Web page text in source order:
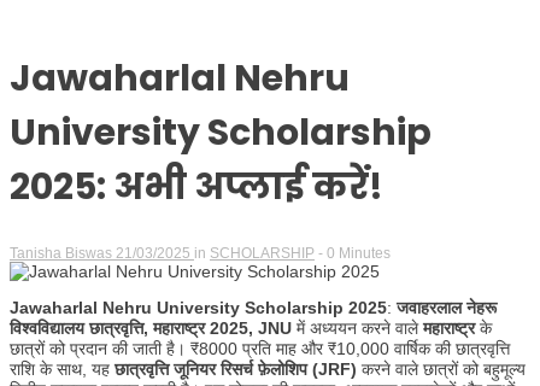
Jawaharlal Nehru
University Scholarship
2025: अभी अप्लाई करें!
Tanisha Biswas 21/03/2025 in SCHOLARSHIP - 0 Minutes
Jawaharlal Nehru University Scholarship 2025: जवाहरलाल नेहरू
विश्वविद्यालय छात्रवृत्ति, महाराष्ट्र 2025, JNU में अध्ययन करने वालेमहाराष्ट्रके
छात्रों को प्रदान की जाती है। ₹8000 प्रति माह और ₹10,000 वार्षिक की छात्रवृत्ति
राशि के साथ, यहछात्रवृत्ति जूनियर रिसर्च फ़ेलोशिप (JRF) करने वाले छात्रों को बहुमूल्य